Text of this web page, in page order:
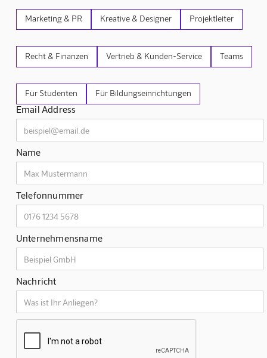
Marketing & PR Kreative & Designer Projektleiter
Recht & Finanzen Vertrieb & Kunden-Service Teams
Für Studenten Für Bildungseinrichtungen
Email Address
Name
Telefonnummer
Unternehmensname
Nachricht